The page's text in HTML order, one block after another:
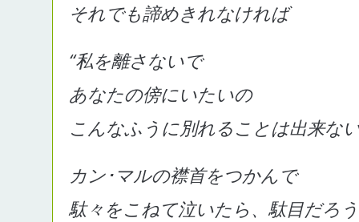
それでも諦めきれなければ
“私を離さないで
あなたの傍にいたいの
こんなふうに別れることは出来な
カン･マルの襟首をつかんで
駄々をこねて泣いたら、駄目だろ